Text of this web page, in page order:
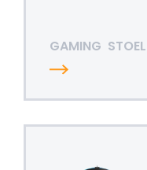
GAMING STOEL